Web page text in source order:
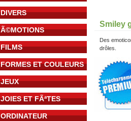
DIVERS
Ã©MOTIONS
FILMS
FORMES ET COULEURS
JEUX
JOIES ET FÃªTES
ORDINATEUR
Smiley
Des
drôles.